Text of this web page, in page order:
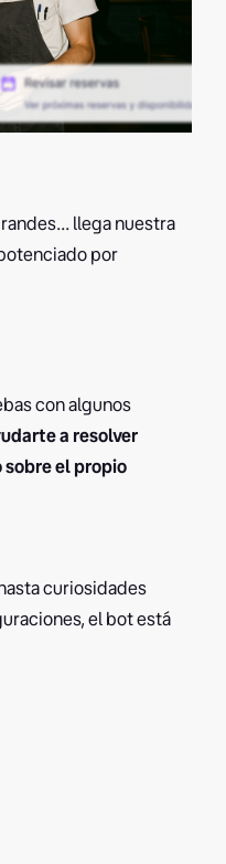
llega nuestra
por
con algunos
a resolver
el propio
curiosidades
el bot está